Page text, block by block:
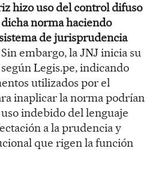
hizo uso del control difuso
norma haciendo
de jurisprudencia
Sin embargo, la JNJ inicia su
Legis.pe, indicando
utilizados por el
inaplicar la norma podrían
indebido del lenguaje
a la prudencia y
que rigen la función